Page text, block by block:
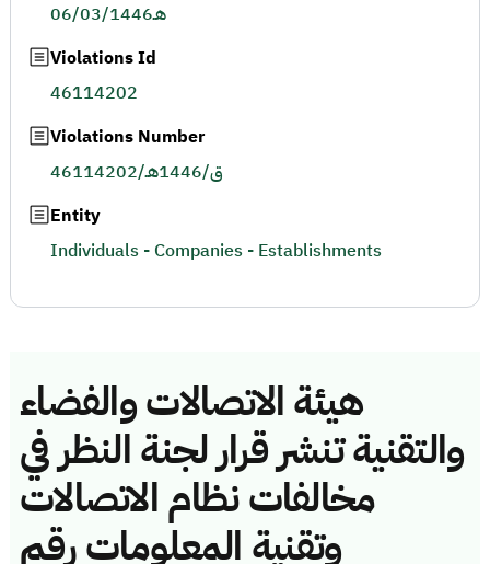
هيئة الاتصالات والفضاء
والتقنية تنشر قرار لجنة النظر في
مخالفات نظام الاتصالات
وتقنية المعلومات رقم
06/03/1446هـ
Violations Id
46114202
Violations Number
46114202/ق/1446هـ
Entity
Individuals - Companies - Establishments